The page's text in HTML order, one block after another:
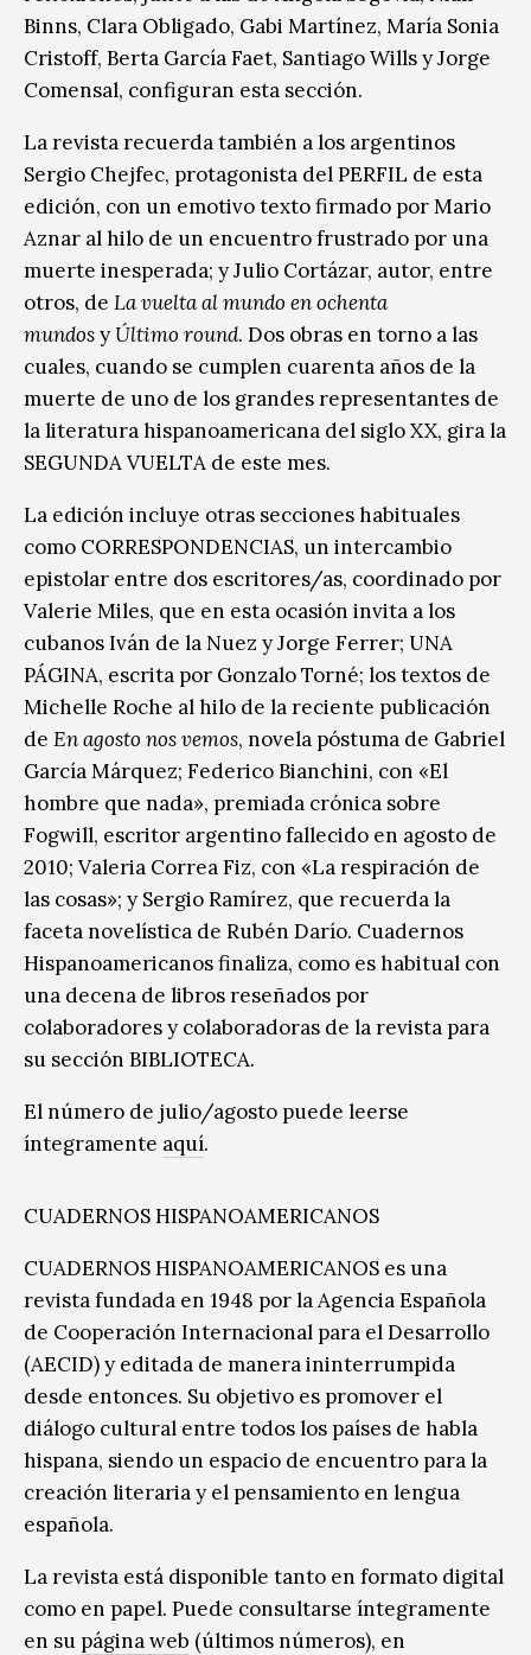
Binns, Clara Obligado, Gabi Martínez, María Sonia
Cristoff, Berta García Faet, Santiago Wills y Jorge
Comensal, configuran esta sección.
La revista recuerda también a los argentinos
Sergio Chejfec, protagonista del PERFIL de esta
edición, con un emotivo texto firmado por Mario
Aznar al hilo de un encuentro frustrado por una
muerte inesperada; y Julio Cortázar, autor, entre
otros, de La vuelta al mundo en ochenta
mundosy Último round. Dos obras en torno a las
cuales, cuando se cumplen cuarenta años de la
muerte de uno de los grandes representantes de
la literatura hispanoamericana del siglo XX, gira la
SEGUNDA VUELTA de este mes.
La edición incluye otras secciones habituales
como CORRESPONDENCIAS, un intercambio
epistolar entre dos escritores/as, coordinado por
Valerie Miles, que en esta ocasión invita a los
cubanos Iván de la Nuez y Jorge Ferrer; UNA
PÁGINA, escrita por Gonzalo Torné; los textos de
Michelle Roche al hilo de la reciente publicación
de En agosto nos vemos, novela póstuma de Gabriel
García Márquez; Federico Bianchini, con «El
hombre que nada», premiada crónica sobre
Fogwill, escritor argentino fallecido en agosto de
2010; Valeria Correa Fiz, con «La respiración de
las cosas»; y Sergio Ramírez, que recuerda la
faceta novelística de Rubén Darío. Cuadernos
Hispanoamericanos finaliza, como es habitual con
una decena de libros reseñados por
colaboradores y colaboradoras de la revista para
su sección BIBLIOTECA.
El número de julio/agosto puede leerse
íntegramente aquí.
CUADERNOS HISPANOAMERICANOS
CUADERNOS HISPANOAMERICANOS es una
revista fundada en 1948 por la Agencia Española
de Cooperación Internacional para el Desarrollo
(AECID) y editada de manera ininterrumpida
desde entonces. Su objetivo es promover el
diálogo cultural entre todos los países de habla
hispana, siendo un espacio de encuentro para la
creación literaria y el pensamiento en lengua
española.
La revista está disponible tanto en formato digital
como en papel. Puede consultarse íntegramente
en su página web (últimos números), en